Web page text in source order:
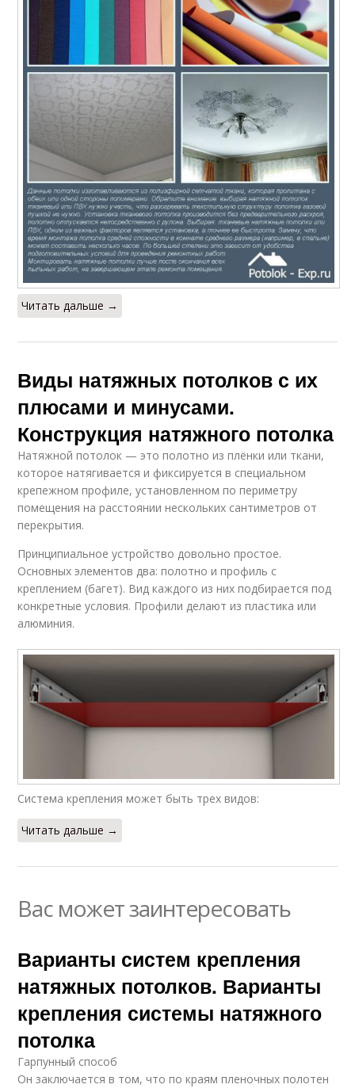
Читать дальше →
Виды натяжных потолков с их
плюсами и минусами.
Конструкция натяжного потолка
Натяжной потолок — это полотно из плёнки или ткани,
которое натягивается и фиксируется в специальном
крепежном профиле, установленном по периметру
помещения на расстоянии нескольких сантиметров от
перекрытия.
Принципиальное устройство довольно простое.
Основных элементов два: полотно и профиль с
креплением (багет). Вид каждого из них подбирается под
конкретные условия. Профили делают из пластика или
алюминия.
Система крепления может быть трех видов:
Читать дальше →
Вас может заинтересовать
Варианты систем крепления
натяжных потолков. Варианты
крепления системы натяжного
потолка
Гарпунный способ
Он заключается в том, что по краям пленочных полотен